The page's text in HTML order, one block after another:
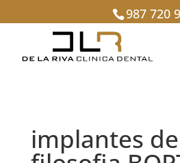
987 720
implantes